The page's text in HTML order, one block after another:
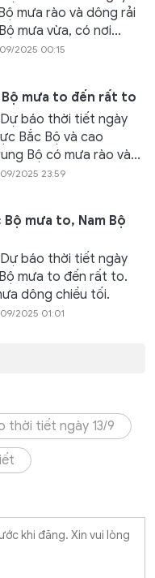
mưa rào và dông rải
mưa vừa, có nơi...
2025 00:15
mưa to đến rất to
báo thời tiết ngày
Bắc Bộ và cao
Bộ có mưa rào và...
2025 23:59
mưa to, Nam Bộ
báo thời tiết ngày
mưa to đến rất to.
dông chiều tối.
2025 01:01
thời tiết ngày 13/9